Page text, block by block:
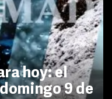
hoy: el
9 de